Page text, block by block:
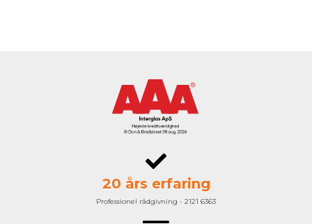
20 års erfaring
Professionel rådgivning - 2121 6363